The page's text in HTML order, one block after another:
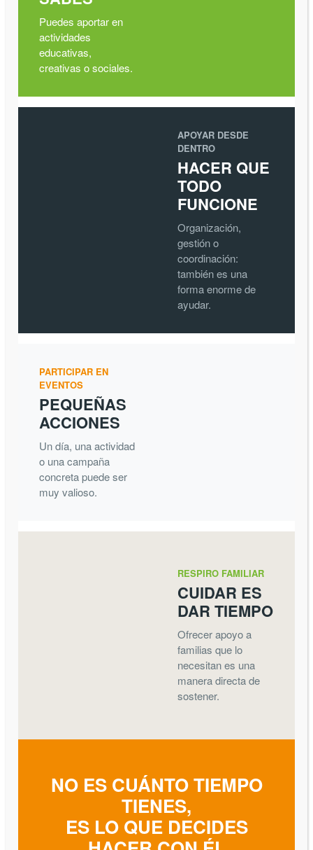
Puedes aportar en
actividades
educativas,
creativas o sociales.
APOYAR DESDE
DENTRO
HACER QUE
TODO
FUNCIONE
Organización,
gestión o
coordinación:
también es una
forma enorme de
ayudar.
PARTICIPAR EN
EVENTOS
PEQUEÑAS
ACCIONES
Un día, una actividad
o una campaña
concreta puede ser
muy valioso.
RESPIRO FAMILIAR
CUIDAR ES
DAR TIEMPO
Ofrecer apoyo a
familias que lo
necesitan es una
manera directa de
sostener.
NO ES CUÁNTO TIEMPO
TIENES,
ES LO QUE DECIDES